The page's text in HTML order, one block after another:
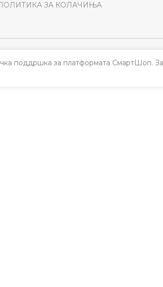
ЗА КОЛАЧИЊА
поддршка за платформата СмартШоп. За